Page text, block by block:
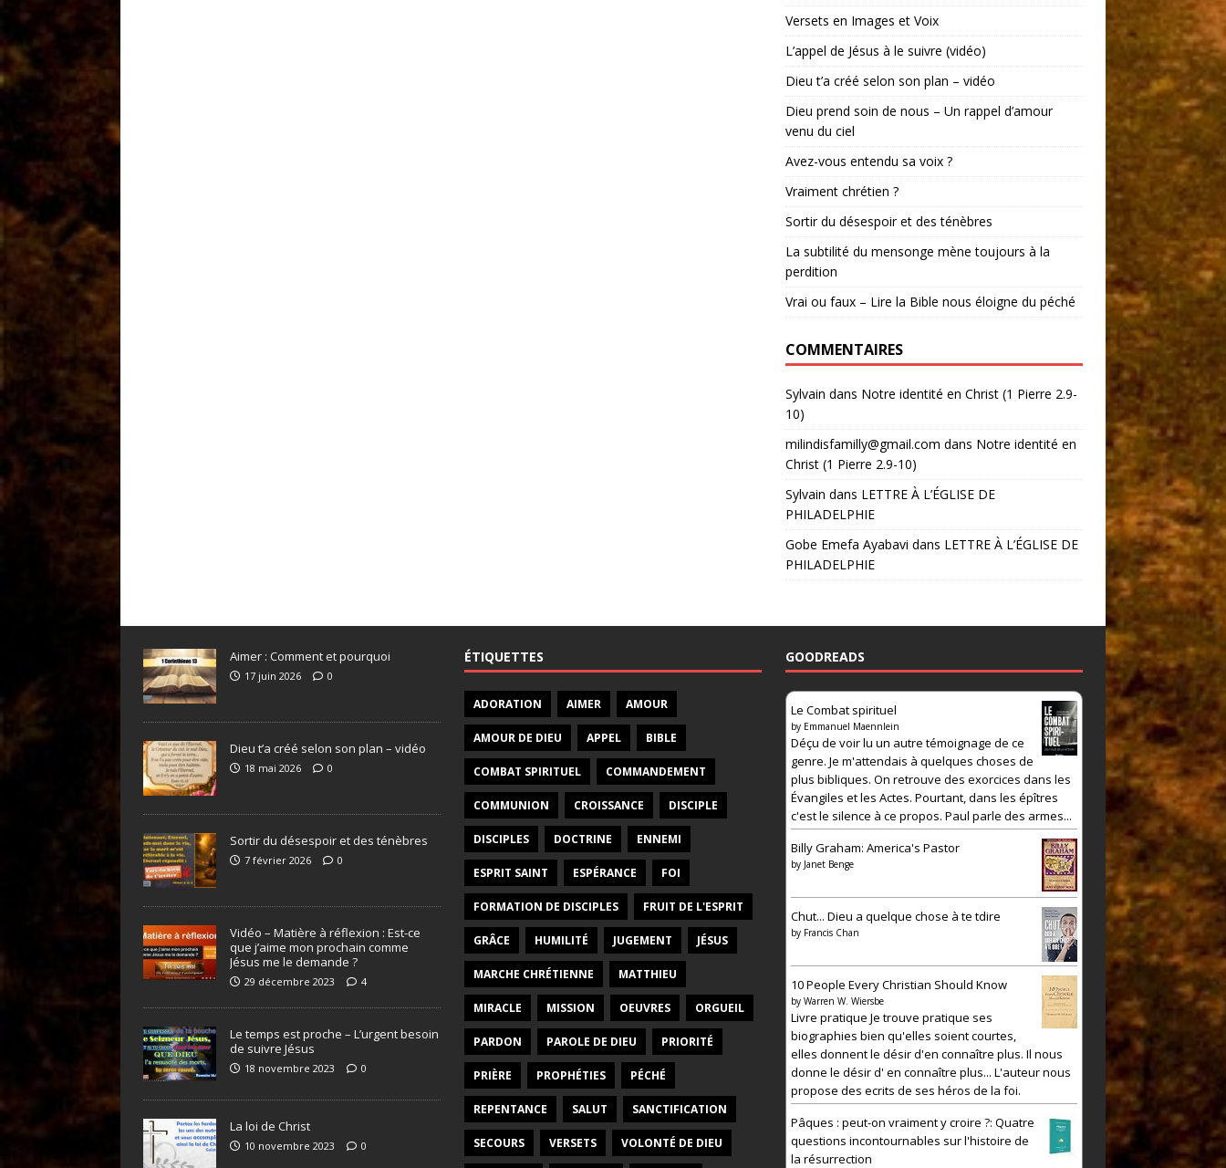
Versets en Images et Voix
L’appel de Jésus à le suivre (vidéo)
Dieu t’a créé selon son plan – vidéo
Dieu prend soin de nous – Un rappel d’amour
venu du ciel
Avez-vous entendu sa voix ?
Vraiment chrétien ?
Sortir du désespoir et des ténèbres
La subtilité du mensonge mène toujours à la
perdition
Vrai ou faux – Lire la Bible nous éloigne du péché
COMMENTAIRES
Sylvain dans Notre identité en Christ (1 Pierre 2.9-
10)
milindisfamilly@gmail.com dans Notre identité en
Christ (1 Pierre 2.9-10)
Sylvain dans LETTRE À L’ÉGLISE DE
PHILADELPHIE
Gobe Emefa Ayabavi dans LETTRE À L’ÉGLISE DE
PHILADELPHIE
Aimer : Comment et pourquoi
17 juin 2026 0
Dieu t’a créé selon son plan – vidéo
18 mai 2026 0
Sortir du désespoir et des ténèbres
7 février 2026 0
Vidéo – Matière à réflexion : Est-ce
que j’aime mon prochain comme
Jésus me le demande ?
29 décembre 2023 4
Le temps est proche – L’urgent besoin
de suivre Jésus
18 novembre 2023 0
La loi de Christ
10 novembre 2023 0
ÉTIQUETTES
ADORATION AIMER AMOUR
AMOUR DE DIEU APPEL BIBLE
COMBAT SPIRITUEL COMMANDEMENT
COMMUNION CROISSANCE DISCIPLE
DISCIPLES DOCTRINE ENNEMI
ESPRIT SAINT ESPÉRANCE FOI
FORMATION DE DISCIPLES FRUIT DE L'ESPRIT
GRÂCE HUMILITÉ JUGEMENT JÉSUS
MARCHE CHRÉTIENNE MATTHIEU
MIRACLE MISSION OEUVRES ORGUEIL
PARDON PAROLE DE DIEU PRIORITÉ
PRIÈRE PROPHÉTIES PÉCHÉ
REPENTANCE SALUT SANCTIFICATION
SECOURS VERSETS VOLONTÉ DE DIEU
GOODREADS
Le Combat spirituel
by Emmanuel Maennlein
Déçu de voir lu un autre témoignage de ce
genre. Je m'attendais à quelques choses de
plus bibliques. On retrouve des exorcices dans les
Évangiles et les Actes. Pourtant, dans les épîtres
c'est le silence à ce propos. Paul parle des armes...
Billy Graham: America's Pastor
by Janet Benge
Chut... Dieu a quelque chose à te tdire
by Francis Chan
10 People Every Christian Should Know
by Warren W. Wiersbe
Livre pratique Je trouve pratique ses
biographies bien qu'elles soient courtes,
elles donnent le désir d'en connaître plus. Il nous
donne le désir d' en connaître plus... L'auteur nous
propose des ecrits de ses héros de la foi.
Pâques : peut-on vraiment y croire ?: Quatre
questions incontournables sur l'histoire de
la résurrection